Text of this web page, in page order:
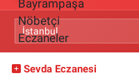
Sevda Eczanesi